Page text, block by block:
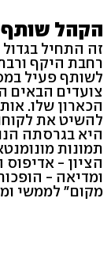
הקהל
זה התחיל
רחבת היקף
לשותף פעיל
צועדים הבאים
הכארון שלו.
להשיט את
היא בגרסתה
תמונות
הציון - אדיפוס
ומדיאה -
מקום" לממשי